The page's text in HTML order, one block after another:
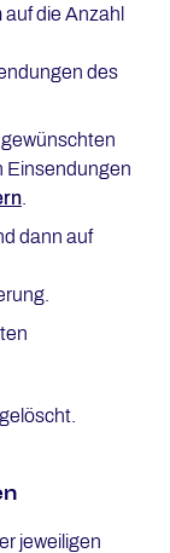
auf die Anzahl
des
Einsendungen
.
dann auf
jeweiligen